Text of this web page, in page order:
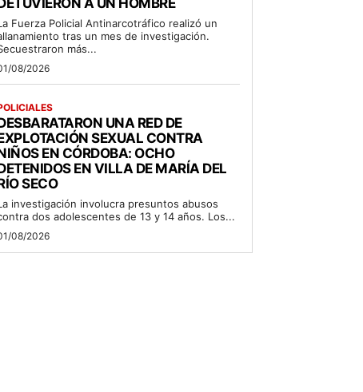
A UN HOMBRE
Fuerza Policial Antinarcotráfico realizó un
tras un mes de investigación.
más...
08/2026
UNA RED DE
SEXUAL CONTRA
EN CÓRDOBA: OCHO
EN VILLA DE MARÍA DEL
SECO
investigación involucra presuntos abusos
dos adolescentes de 13 y 14 años. Los...
08/2026